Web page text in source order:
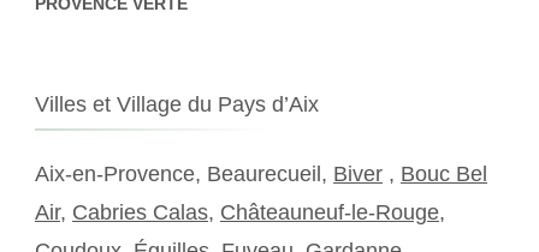
PROVENCE VERTE
Villes et Village du Pays d’Aix
Aix-en-Provence, Beaurecueil, Biver , Bouc Bel
Air, Cabries Calas, Châteauneuf-le-Rouge,